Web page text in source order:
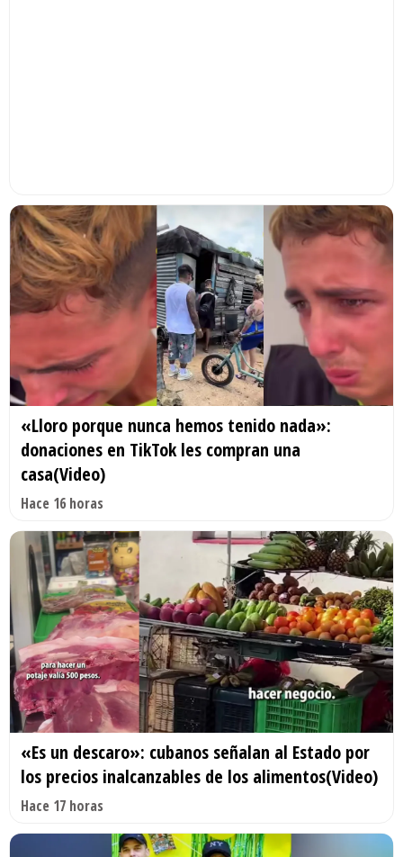
«Lloro porque nunca hemos tenido nada»:
donaciones en TikTok les compran una
casa(Video)
Hace 16 horas
«Es un descaro»: cubanos señalan al Estado por
los precios inalcanzables de los alimentos(Video)
Hace 17 horas